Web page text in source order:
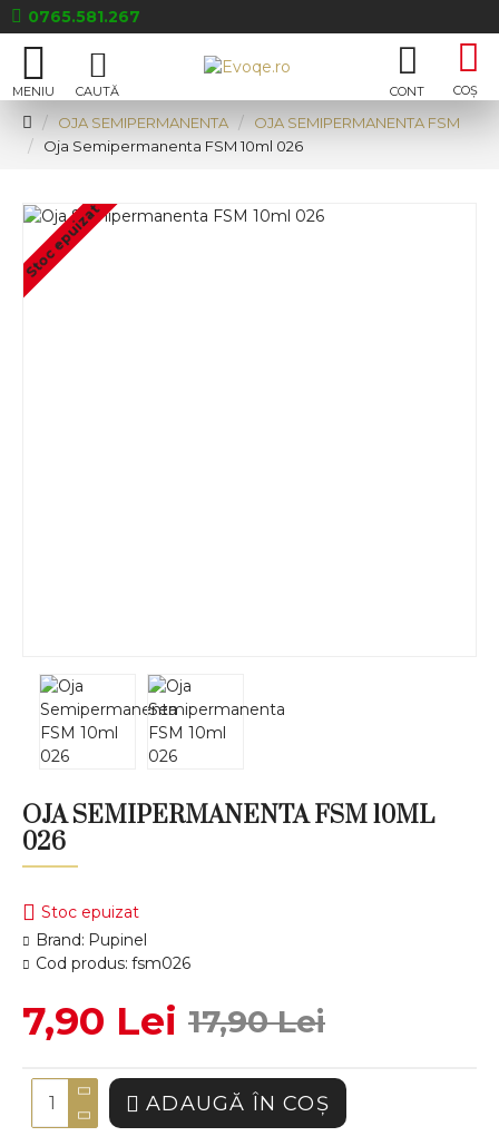
0765.581.267
OJA SEMIPERMANENTA
OJA SEMIPERMANENTA FSM
Oja Semipermanenta FSM 10ml 026
Stoc epuizat
OJA SEMIPERMANENTA FSM 10ML
026
Stoc epuizat
Brand: Pupinel
Cod produs: fsm026
7,90 Lei 17,90 Lei
ADAUGĂ ÎN COŞ